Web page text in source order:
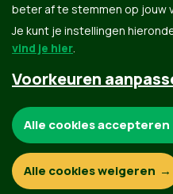
Groen.be
© Copyright Groen 2026 | Gemaakt met
Contact
beter af te stemmen op jouw
Je kunt je instellingen
vind je hier.
Voorkeuren
Functionele en analytische
Alle cookies accepteren
Alle cookies weigeren